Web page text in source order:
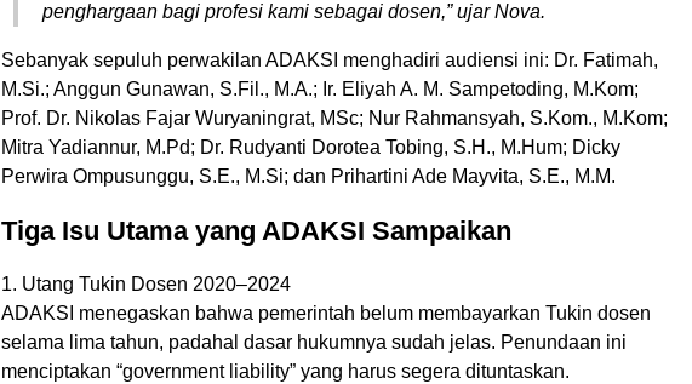
penghargaan bagi profesi kami sebagai dosen,” ujar Nova.
Sebanyak sepuluh perwakilan ADAKSI menghadiri audiensi ini: Dr. Fatimah,
M.Si.; Anggun Gunawan, S.Fil., M.A.; Ir. Eliyah A. M. Sampetoding, M.Kom;
Prof. Dr. Nikolas Fajar Wuryaningrat, MSc; Nur Rahmansyah, S.Kom., M.Kom;
Mitra Yadiannur, M.Pd; Dr. Rudyanti Dorotea Tobing, S.H., M.Hum; Dicky
Perwira Ompusunggu, S.E., M.Si; dan Prihartini Ade Mayvita, S.E., M.M.
Tiga Isu Utama yang ADAKSI Sampaikan
1. Utang Tukin Dosen 2020–2024
ADAKSI menegaskan bahwa pemerintah belum membayarkan Tukin dosen
selama lima tahun, padahal dasar hukumnya sudah jelas. Penundaan ini
menciptakan “government liability” yang harus segera dituntaskan.